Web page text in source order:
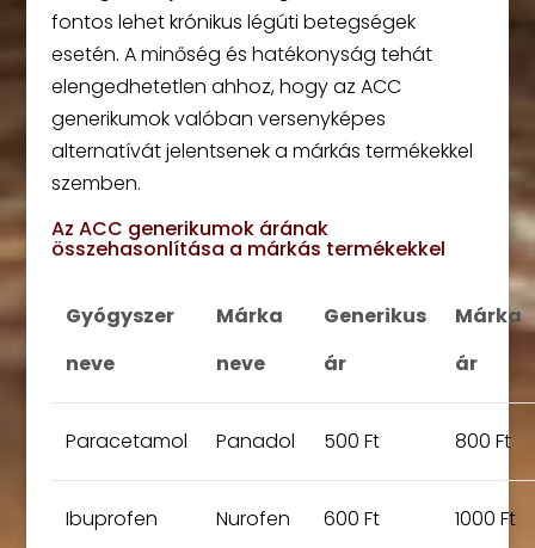
fontos lehet krónikus légúti betegségek
esetén. A minőség és hatékonyság tehát
elengedhetetlen ahhoz, hogy az ACC
generikumok valóban versenyképes
alternatívát jelentsenek a márkás termékekkel
szemben.
Az ACC generikumok árának
összehasonlítása a márkás termékekkel
Gyógyszer
neve
Márka
neve
Generikus
ár
Márka
ár
Paracetamol Panadol 500 Ft 800 Ft
Ibuprofen Nurofen 600 Ft 1000 Ft